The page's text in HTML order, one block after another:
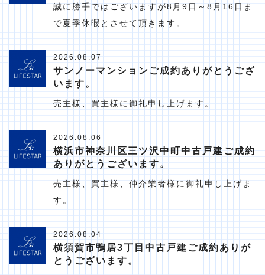
誠に勝手ではございますが8月9日～8月16日ま
で夏季休暇とさせて頂きます。
2026.08.07
サンノーマンションご成約ありがとうござ
います。
売主様、買主様に御礼申し上げます。
2026.08.06
横浜市神奈川区三ツ沢中町中古戸建ご成約
ありがとうございます。
売主様、買主様、仲介業者様に御礼申し上げま
す。
2026.08.04
横須賀市鴨居3丁目中古戸建ご成約ありが
とうございます。